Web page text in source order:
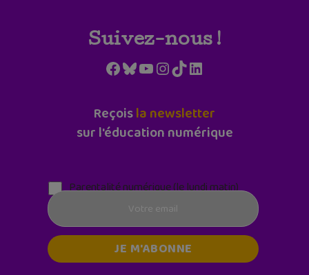
Suivez-nous !
Facebook
Bluesky
YouTube
Instagram
TikTokLinkedIn
Reçoisla newsletter
sur l'éducation numérique
Parentalité numérique (le lundi matin)